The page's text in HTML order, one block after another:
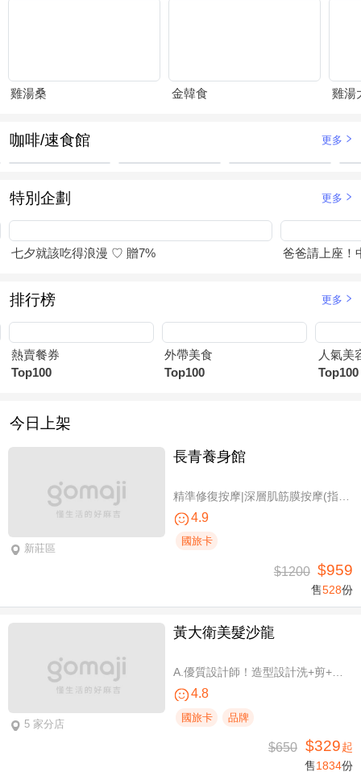
雞湯桑 金韓食 雞湯
咖啡/速食館 更多
特別企劃 更多
七夕就該吃得浪漫 ♡ 贈7% 爸爸請上座！
排行榜 更多
熱賣餐券
Top100
外帶美食
Top100
人氣美
Top100
今日上架
新莊區
長青養身館
4.9
國旅卡
$1200 $959
售528份
5 家分店
黃大衛美髮沙龍
4.8
國旅卡 品牌
$650 $329起
售1834份